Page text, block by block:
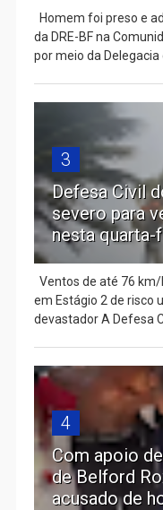
Homem foi preso e
da DRE-BF na
por meio da Delegacia
3
Defesa Civil
severo para
nesta quarta-
Ventos de até 76
em Estágio 2 de risco
devastador A Defesa
4
Com apoio
de Belford
acusado de